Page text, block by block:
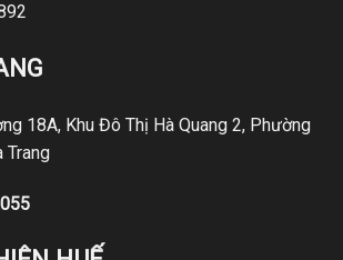
18A, Khu Đô Thị Hà Quang 2, Phường
Trang